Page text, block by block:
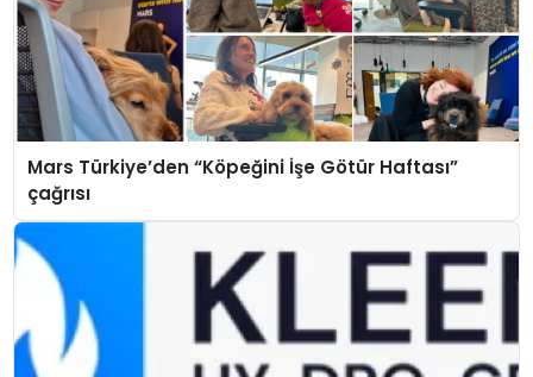
Mars Türkiye’den “Köpeğini İşe Götür Haftası”
çağrısı